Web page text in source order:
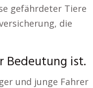
gefährdeter Tiere
die
Bedeutung ist.
und junge Fahrer